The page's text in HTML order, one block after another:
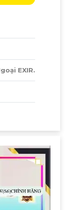
EXIR.